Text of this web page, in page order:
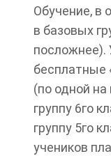
Обучение, в
в базовых
посложнее).
бесплатные
(по одной
группу 6го
группу 5го
учеников